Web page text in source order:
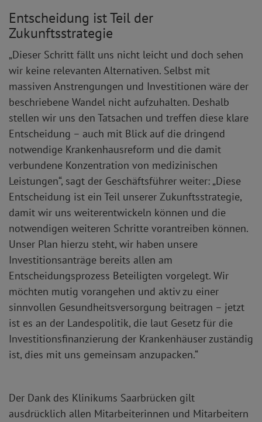
Entscheidung ist Teil der
Zukunftsstrategie
„Dieser Schritt fällt uns nicht leicht und doch sehen
wir keine relevanten Alternativen. Selbst mit
massiven Anstrengungen und Investitionen wäre der
beschriebene Wandel nicht aufzuhalten. Deshalb
stellen wir uns den Tatsachen und treffen diese klare
Entscheidung – auch mit Blick auf die dringend
notwendige Krankenhausreform und die damit
verbundene Konzentration von medizinischen
Leistungen“, sagt der Geschäftsführer weiter: „Diese
Entscheidung ist ein Teil unserer Zukunftsstrategie,
damit wir uns weiterentwickeln können und die
notwendigen weiteren Schritte vorantreiben können.
Unser Plan hierzu steht, wir haben unsere
Investitionsanträge bereits allen am
Entscheidungsprozess Beteiligten vorgelegt. Wir
möchten mutig vorangehen und aktiv zu einer
sinnvollen Gesundheitsversorgung beitragen – jetzt
ist es an der Landespolitik, die laut Gesetz für die
Investitionsfinanzierung der Krankenhäuser zuständig
ist, dies mit uns gemeinsam anzupacken.“
Der Dank des Klinikums Saarbrücken gilt
ausdrücklich allen Mitarbeiterinnen und Mitarbeitern